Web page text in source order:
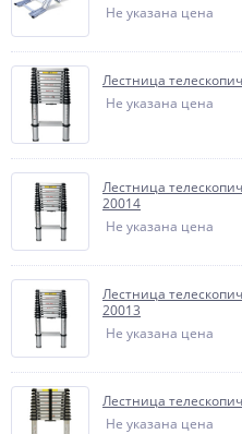
Не указана цена
Лестница
Не указана цена
Лестница
20014
Не указана цена
Лестница
20013
Не указана цена
Лестница
Не указана цена